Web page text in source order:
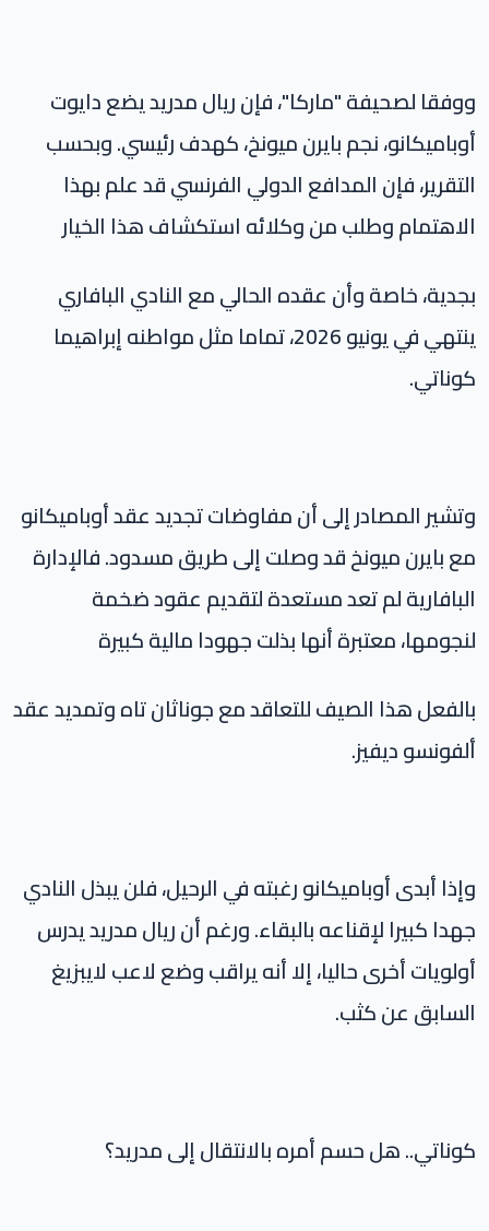
ووفقا لصحيفة "ماركا"، فإن ريال مدريد يضع دايوت
أوباميكانو، نجم بايرن ميونخ، كهدف رئيسي. وبحسب
التقرير، فإن المدافع الدولي الفرنسي قد علم بهذا
الاهتمام وطلب من وكلائه استكشاف هذا الخيار
بجدية، خاصة وأن عقده الحالي مع النادي البافاري
ينتهي في يونيو 2026، تماما مثل مواطنه إبراهيما
كوناتي.
وتشير المصادر إلى أن مفاوضات تجديد عقد أوباميكانو
مع بايرن ميونخ قد وصلت إلى طريق مسدود. فالإدارة
البافارية لم تعد مستعدة لتقديم عقود ضخمة
لنجومها، معتبرة أنها بذلت جهودا مالية كبيرة
بالفعل هذا الصيف للتعاقد مع جوناثان تاه وتمديد عقد
ألفونسو ديفيز.
وإذا أبدى أوباميكانو رغبته في الرحيل، فلن يبذل النادي
جهدا كبيرا لإقناعه بالبقاء. ورغم أن ريال مدريد يدرس
أولويات أخرى حاليا، إلا أنه يراقب وضع لاعب لايبزيغ
السابق عن كثب.
كوناتي.. هل حسم أمره بالانتقال إلى مدريد؟